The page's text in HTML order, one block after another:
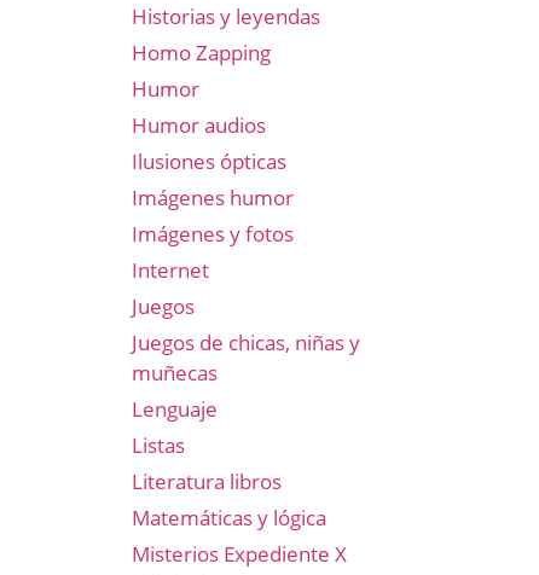
Historias y leyendas
Homo Zapping
Humor
Humor audios
Ilusiones ópticas
Imágenes humor
Imágenes y fotos
Internet
Juegos
Juegos de chicas, niñas y
muñecas
Lenguaje
Listas
Literatura libros
Matemáticas y lógica
Misterios Expediente X